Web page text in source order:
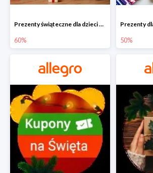
Prezenty świąteczne dla dzieci na Allegro do -60%
60% 50%